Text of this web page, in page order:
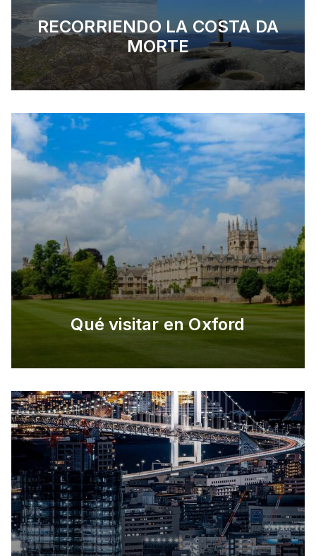
RECORRIENDO LA COSTA DA
MORTE
Qué visitar en Oxford